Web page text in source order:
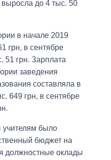
до 4 тыс. 50
в начале 2019
грн, в сентябре
51 грн. Зарплата
заведения
составляла в
649 грн, в сентябре
было
бюджет на
должностные оклады